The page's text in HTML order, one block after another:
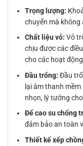
Trọng lượng:
chuyển mà
Chất liệu vỏ: Vỏ
chịu được các
cho các hoạt
Đầu trống: Đầu
lại âm thanh
nhọn, lý tưởng
Đế cao su chống
đảm bảo an toàn
Thiết kế xếp